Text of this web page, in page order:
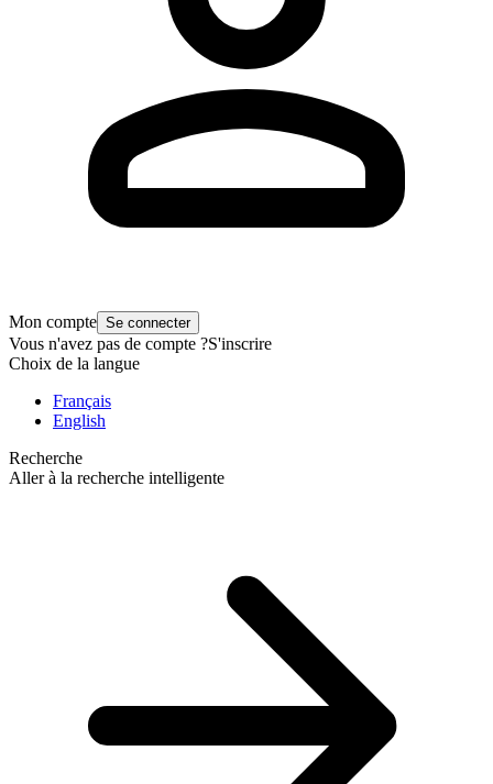
Mon compte Se connecter
Vous n'avez pas de compte ?S'inscrire
Choix de la langue
Français
English
Recherche
Aller à la recherche intelligente